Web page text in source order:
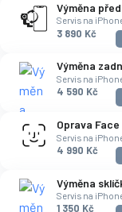
Výměna
Servis na
3 890 Kč
Výměna
Servis na
4 590 Kč
Oprava Face
Servis na
4 990 Kč
Výměna
Servis na
1 350 Kč